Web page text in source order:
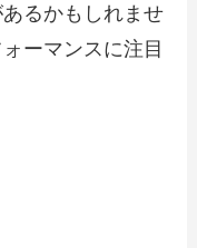
るかもしれませ
ーマンスに注目